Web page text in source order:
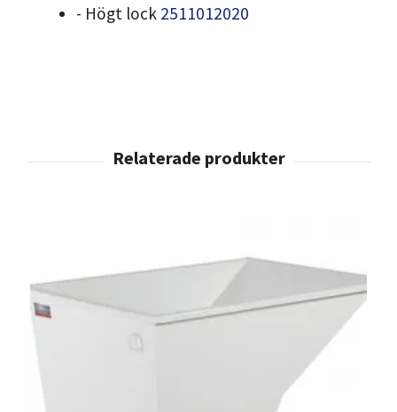
- Högt lock 2511012020